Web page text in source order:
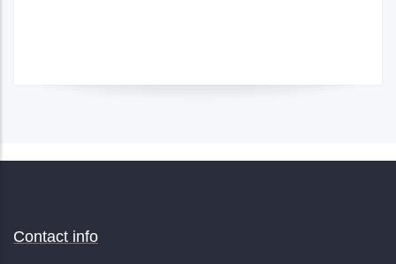
Contact info